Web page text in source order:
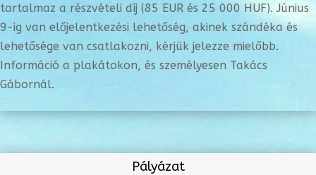
tartalmaz a részvételi díj (85 EUR és 25 000 HUF). Június
9-ig van előjelentkezési lehetőség, akinek szándéka és
lehetősége van csatlakozni, kérjük jelezze mielőbb.
Információ a plakátokon, és személyesen Takács
Gábornál.
Pályázat